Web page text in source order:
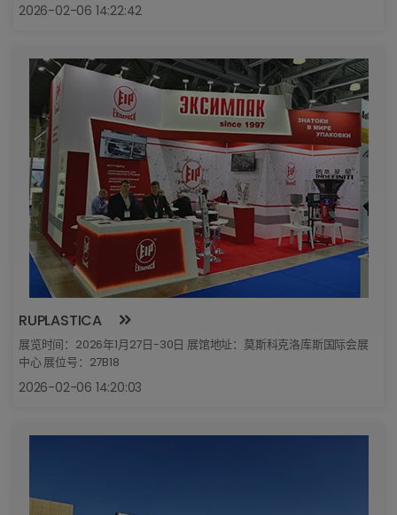
2026-02-06 14:22:42
RUPLASTICA
展览时间：2026年1月27日-30日 展馆地址：莫斯科克洛库斯国际会展
中心 展位号：27B18
2026-02-06 14:20:03